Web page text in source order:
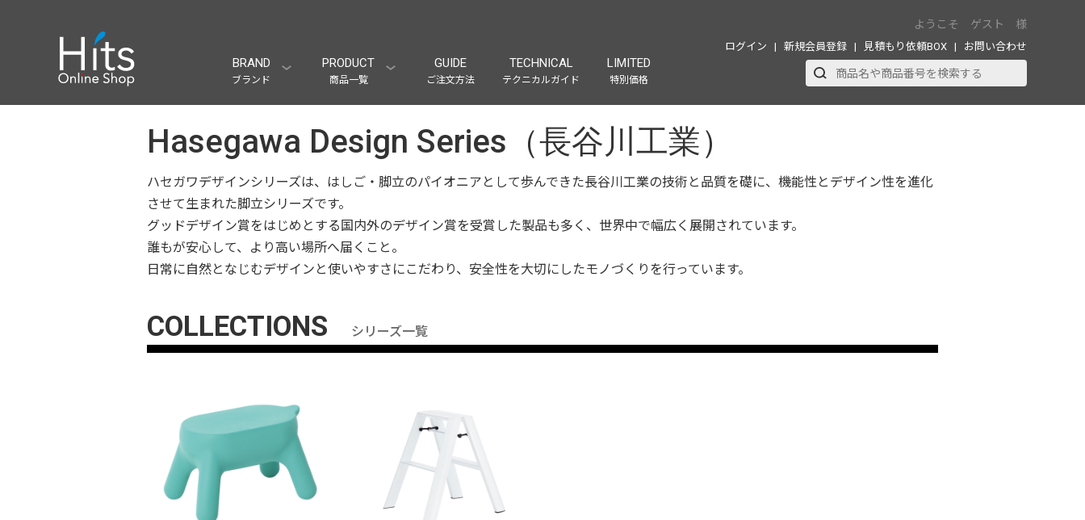
ようこそ ゲスト 様
ログイン 新規会員登録 見積もり依頼BOX お問い合わせ
BRAND
ブランド
PRODUCT
商品一覧
GUIDE
ご注文方法
TECHNICAL
テクニカルガイド
LIMITED
特別価格
Hasegawa Design Series（長谷川工業）
ハセガワデザインシリーズは、はしご・脚立のパイオニアとして歩んできた長谷川工業の技術と品質を礎に、機能性とデザイン性を進化
させて生まれた脚立シリーズです。
グッドデザイン賞をはじめとする国内外のデザイン賞を受賞した製品も多く、世界中で幅広く展開されています。
誰もが安心して、より高い場所へ届くこと。
日常に自然となじむデザインと使いやすさにこだわり、安全性を大切にしたモノづくりを行っています。
COLLECTIONS シリーズ一覧